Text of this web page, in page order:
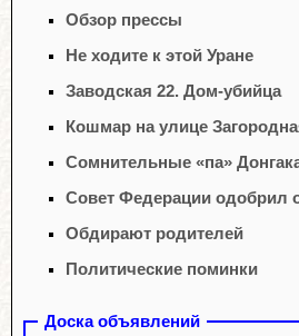
Обзор прессы
Не ходите к этой Уране
Заводская 22. Дом-убийца
Кошмар на улице
Сомнительные «па»
Совет Федерации одобрил
Обдирают родителей
Политические поминки
Доска объявлений